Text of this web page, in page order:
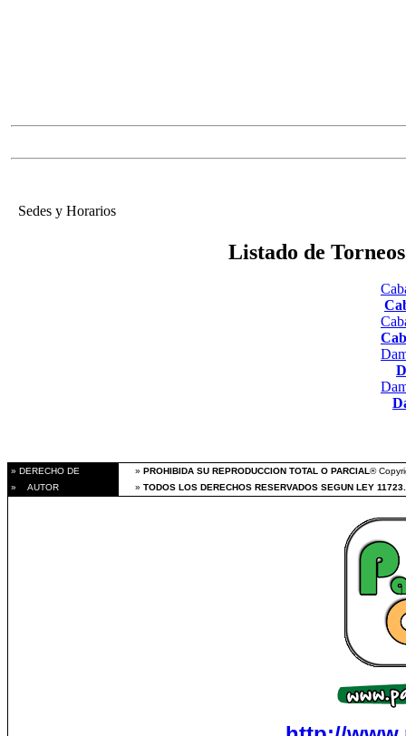
Sedes y Horarios
Listado de
» DERECHO DE » PROHIBIDA SU REPRODUCCION TOTAL O PARCIAL®
» AUTOR
» TODOS LOS DERECHOS RESERVADOS SEGUN LEY